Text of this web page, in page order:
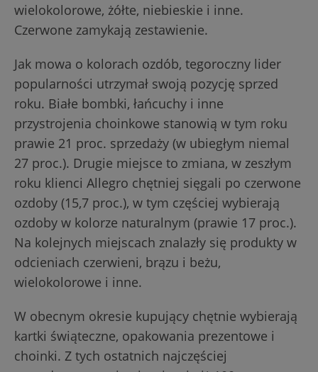
wielokolorowe, żółte, niebieskie i inne.
Czerwone zamykają zestawienie.
Jak mowa o kolorach ozdób, tegoroczny lider
popularności utrzymał swoją pozycję sprzed
roku. Białe bombki, łańcuchy i inne
przystrojenia choinkowe stanowią w tym roku
prawie 21 proc. sprzedaży (w ubiegłym niemal
27 proc.). Drugie miejsce to zmiana, w zeszłym
roku klienci Allegro chętniej sięgali po czerwone
ozdoby (15,7 proc.), w tym częściej wybierają
ozdoby w kolorze naturalnym (prawie 17 proc.).
Na kolejnych miejscach znalazły się produkty w
odcieniach czerwieni, brązu i beżu,
wielokolorowe i inne.
W obecnym okresie kupujący chętnie wybierają
kartki świąteczne, opakowania prezentowe i
choinki. Z tych ostatnich najczęściej